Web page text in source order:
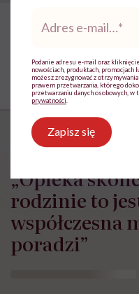
„Opieka
rodzinie to
współczesna
poradzi”
mail*
Podanie adresu e-mail oraz
nowościach, produktach,
możesz zrezygnować z
prawem przetwarzania, którego
przetwarzaniu danych osobowych, w
prywatności
Zapisz się